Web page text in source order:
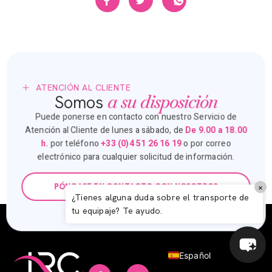
ATENCIÓN AL CLIENTE
Somos a su disposición
Puede ponerse en contacto con nuestro Servicio de
Atención al Cliente de lunes a sábado, de De 9.00 a 18.00
h.por teléfono+33 (0)4 51 26 16 19o por correo
electrónico para cualquier solicitud de información.
PÓNGASE EN CONTACTO CON NOSOTROS
¿Tienes alguna duda sobre el transporte de
tu equipaje? Te ayudo.
×
Español
Deutsch
Italiano